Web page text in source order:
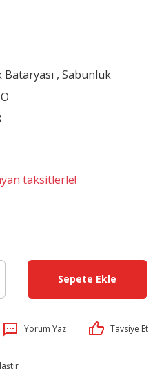
,Sabunluk
taksitlerle!
Sepete Ekle
Yorum Yaz Tavsiye Et